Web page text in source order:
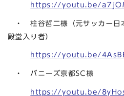
https://youtu.be/
・ 柱谷哲二様（元サッカー日
殿堂入り者）
https://youtu.be/
・ バニーズ京都SC様
https://youtu.be/